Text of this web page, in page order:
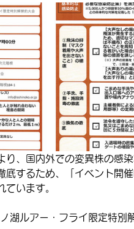
り、国内外での変異株の感
底するため、「イベント開
ています。
ルアー・フライ限定特別